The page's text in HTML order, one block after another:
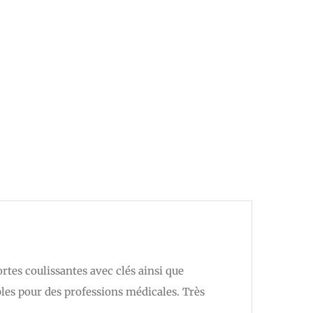
coulissantes avec clés ainsi que
pour des professions médicales. Très